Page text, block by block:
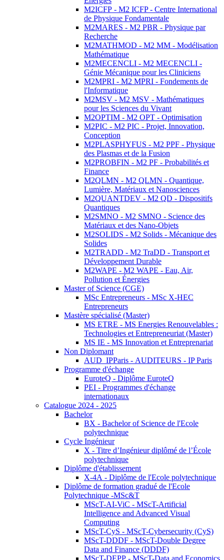
M2ICFP - M2 ICFP - Centre International
de Physique Fondamentale
M2MARES - M2 PBR - Physique par
Recherche
M2MATHMOD - M2 MM - Modélisation
Mathématique
M2MECENCLI - M2 MECENCLI -
Génie Mécanique pour les Cliniciens
M2MPRI - M2 MPRI - Fondements de
l'Informatique
M2MSV - M2 MSV - Mathématiques
pour les Sciences du Vivant
M2OPTIM - M2 OPT - Optimisation
M2PIC - M2 PIC - Projet, Innovation,
Conception
M2PLASPHYFUS - M2 PPF - Physique
des Plasmas et de la Fusion
M2PROBFIN - M2 PF - Probabilités et
Finance
M2QLMN - M2 QLMN - Quantique,
Lumière, Matériaux et Nanosciences
M2QUANTDEV - M2 QD - Dispositifs
Quantiques
M2SMNO - M2 SMNO - Science des
Matériaux et des Nano-Objets
M2SOLIDS - M2 Solids - Mécanique des
Solides
M2TRADD - M2 TraDD - Transport et
Développement Durable
M2WAPE - M2 WAPE - Eau, Air,
Pollution et Énergies
Master of Science (CGE)
MSc Entrepreneurs - MSc X-HEC
Entrepreneurs
Mastère spécialisé (Master)
MS ETRE - MS Energies Renouvelables :
Technologies et Entrepreneuriat (Master)
MS IE - MS Innovation et Entreprenariat
Non Diplomant
AUD_IPParis - AUDITEURS - IP Paris
Programme d'échange
EuroteQ - Diplôme EuroteQ
PEI - Programmes d'échange
internationaux
Catalogue 2024 - 2025
Bachelor
BX - Bachelor of Science de l'Ecole
polytechnique
Cycle Ingénieur
X - Titre d’Ingénieur diplômé de l’École
polytechnique
Diplôme d'établissement
X-4A - Diplôme de l'Ecole polytechnique
Diplôme de formation gradué de l'Ecole
Polytechnique -MSc&T
MScT-AI-ViC - MScT-Artificial
Intelligence and Advanced Visual
Computing
MScT-CyS - MScT-Cybersecurity (CyS)
MScT-DDDF - MScT-Double Degree
Data and Finance (DDDF)
MScT-DEPP - MScT-Data and Economics